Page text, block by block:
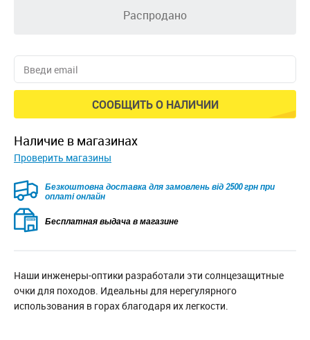
Распродано
СООБЩИТЬ О НАЛИЧИИ
наличие в магазинах
Проверить магазины
Безкоштовна доставка для замовлень від 2500 грн при
оплаті онлайн
Бесплатная выдача в магазине
Наши инженеры-оптики разработали эти солнцезащитные
очки для походов. Идеальны для нерегулярного
использования в горах благодаря их легкости.